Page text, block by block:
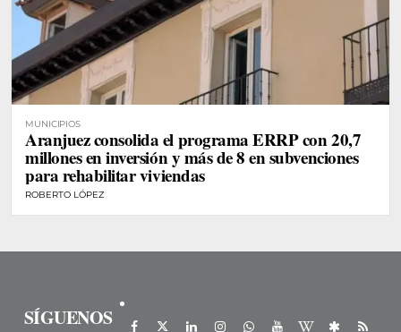
MUNICIPIOS
Aranjuez consolida el programa ERRP con 20,7
millones en inversión y más de 8 en subvenciones
para rehabilitar viviendas
ROBERTO LÓPEZ
SÍGUENOS